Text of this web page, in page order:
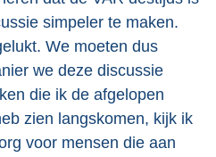
simpeler te maken.
We moeten dus
we deze discussie
die ik de afgelopen
zien langskomen, kijk ik
voor mensen die aan